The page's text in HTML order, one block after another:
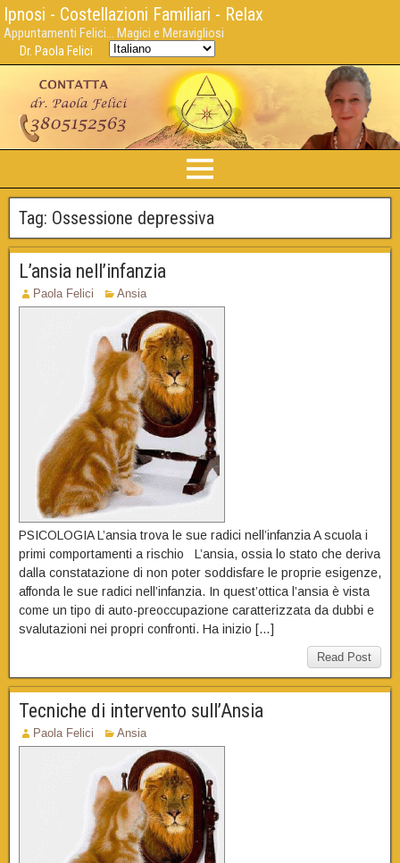
Ipnosi - Costellazioni Familiari - Relax
Appuntamenti Felici... Magici e Meravigliosi
Dr. Paola Felici
Tag: Ossessione depressiva
L’ansia nell’infanzia
Paola Felici Ansia
PSICOLOGIA L’ansia trova le sue radici nell’infanzia A scuola i
primi comportamenti a rischio L’ansia, ossia lo stato che deriva
dalla constatazione di non poter soddisfare le proprie esigenze,
affonda le sue radici nell’infanzia. In quest’ottica l’ansia è vista
come un tipo di auto-preoccupazione caratterizzata da dubbi e
svalutazioni nei propri confronti. Ha inizio […]
Read Post
Tecniche di intervento sull’Ansia
Paola Felici Ansia